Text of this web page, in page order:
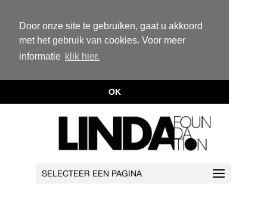
Door onze site te gebruiken, gaat u akkoord
met het gebruik van cookies. Voor meer
informatie klik hier.
OK
SELECTEER EEN PAGINA